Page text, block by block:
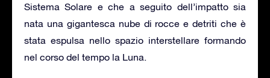
Sistema Solare e che a seguito dell’impatto sia
nata una gigantesca nube di rocce e detriti che è
stata espulsa nello spazio interstellare formando
nel corso del tempo la Luna.